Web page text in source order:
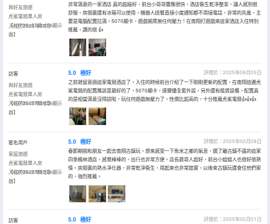
與好友旅遊
虎鯊電競單人房
【4070S+27英寸2k顯示
器】
入住於2025年08月
非常滿意的一家酒店 真的超級好，前台小哥哥響應很快，酒店衞生乾淨整潔，讓人感到很
舒服，房間裏還有冰箱可以使用，機器人送餐直接小度通知都不用接電話，非常的先進，主
要是電腦配置拉滿，5070顯卡，遊戲開黑無任何壓力！在南翔打遊戲來這家酒店入住特別
推薦，讚的很 👍
訪客
與好友旅遊
虎鯊電競單人房
【4070S+27英寸2k顯示
器】
入住於2025年08月
5.0 極好
評價於：2025年08月05日
之前就留意過這家電競酒店了，入住的時候前台介紹了一下剛剛更新的配置，在南翔這邊虎
鯊電競的配置應該是最好的了，5070顯卡，達爾優全套外設，另外還有租賃設備，配置真
的是相當滿意沒得説啦，玩任何遊戲無壓力了，性價比超高的，十分推薦虎鯊電競👍👍👍
匿名用戶
家庭旅遊
虎鯊電競單人房
【4070S+27英寸2k顯示
器】
入住於2025年02月
5.0 極好
評價於：2025年02月08日
春節期間和朋友一起去南翔古鎮玩，想來感受一下魚米之鄉的氣息，選了離古鎮不遠的這家
四季楓林酒店，感覺棒棒的，出行也非常方便。店長晨哥人超好，前台小姐姐人也很好很熱
情。房間裏的熱水凈化器，非常乾淨衞生，用起來也非常踏實，以後來古鎮玩還會住他們家
的，強烈推薦。
訪客
5.0 極好
評價於：2025年02月01日